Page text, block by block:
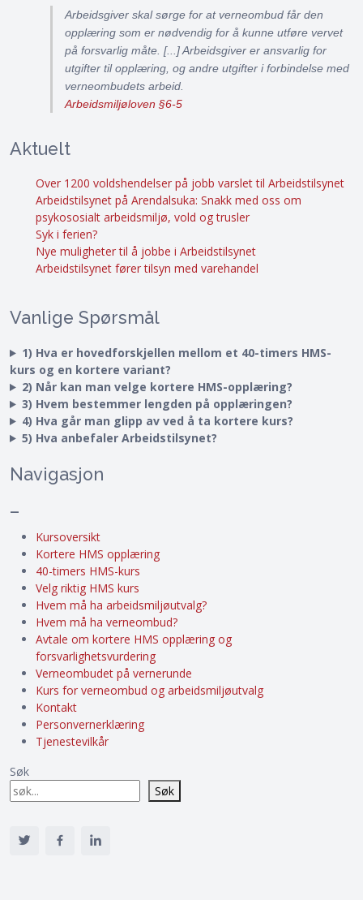
Arbeidsgiver skal sørge for at verneombud får den
opplæring som er nødvendig for å kunne utføre vervet
på forsvarlig måte. [...] Arbeidsgiver er ansvarlig for
utgifter til opplæring, og andre utgifter i forbindelse med
verneombudets arbeid.
Arbeidsmiljøloven §6-5
Aktuelt
Over 1200 voldshendelser på jobb varslet til Arbeidstilsynet
Arbeidstilsynet på Arendalsuka: Snakk med oss om
psykososialt arbeidsmiljø, vold og trusler
Syk i ferien?
Nye muligheter til å jobbe i Arbeidstilsynet
Arbeidstilsynet fører tilsyn med varehandel
Vanlige Spørsmål
1) Hva er hovedforskjellen mellom et 40-timers HMS-
kurs og en kortere variant?
2) Når kan man velge kortere HMS-opplæring?
3) Hvem bestemmer lengden på opplæringen?
4) Hva går man glipp av ved å ta kortere kurs?
5) Hva anbefaler Arbeidstilsynet?
Navigasjon
–
Kursoversikt
Kortere HMS opplæring
40-timers HMS-kurs
Velg riktig HMS kurs
Hvem må ha arbeidsmiljøutvalg?
Hvem må ha verneombud?
Avtale om kortere HMS opplæring og
forsvarlighetsvurdering
Verneombudet på vernerunde
Kurs for verneombud og arbeidsmiljøutvalg
Kontakt
Personvernerklæring
Tjenestevilkår
Søk
Søk